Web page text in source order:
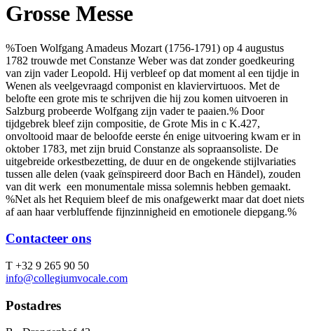
Grosse Messe
%Toen Wolfgang Amadeus Mozart (1756-1791) op 4 augustus
1782 trouwde met Constanze Weber was dat zonder goedkeuring
van zijn vader Leopold. Hij verbleef op dat moment al een tijdje in
Wenen als veelgevraagd componist en klaviervirtuoos. Met de
belofte een grote mis te schrijven die hij zou komen uitvoeren in
Salzburg probeerde Wolfgang zijn vader te paaien.% Door
tijdgebrek bleef zijn compositie, de Grote Mis in c K.427,
onvoltooid maar de beloofde eerste én enige uitvoering kwam er in
oktober 1783, met zijn bruid Constanze als sopraansoliste. De
uitgebreide orkestbezetting, de duur en de ongekende stijlvariaties
tussen alle delen (vaak geïnspireerd door Bach en Händel), zouden
van dit werk een monumentale missa solemnis hebben gemaakt.
%Net als het Requiem bleef de mis onafgewerkt maar dat doet niets
af aan haar verbluffende fijnzinnigheid en emotionele diepgang.%
Contacteer ons
T +32 9 265 90 50
info@collegiumvocale.com
Postadres